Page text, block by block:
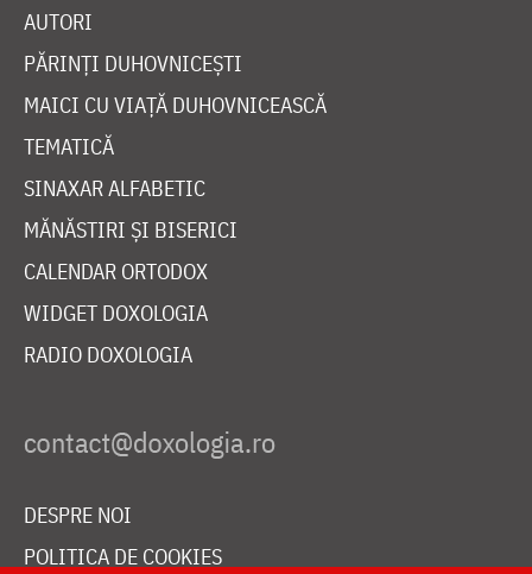
AUTORI
PĂRINȚI DUHOVNICEȘTI
MAICI CU VIAȚĂ DUHOVNICEASCĂ
TEMATICĂ
SINAXAR ALFABETIC
MĂNĂSTIRI ȘI BISERICI
CALENDAR ORTODOX
WIDGET DOXOLOGIA
RADIO DOXOLOGIA
DESPRE NOI
POLITICA DE COOKIES